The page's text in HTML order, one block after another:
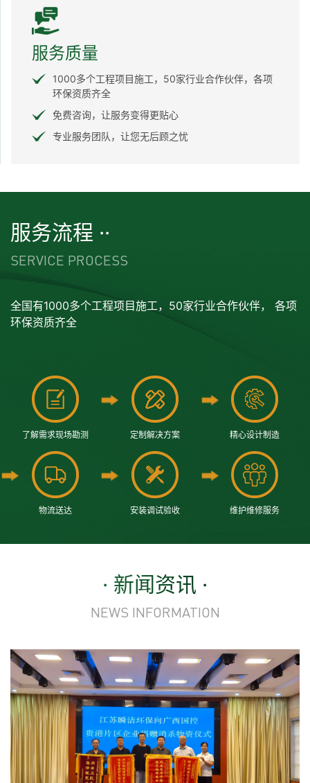
服务质量
1000多个工程项目施工，50家行业合作伙伴，各项
环保资质齐全
免费咨询，让服务变得更贴心
专业服务团队，让您无后顾之忧
服务流程 ··
SERVICE PROCESS
全国有1000多个工程项目施工，50家行业合作伙伴， 各项
环保资质齐全
了解需求现场勘测 定制解决方案 精心设计制造
物流送达 安装调试验收 维护维修服务
· 新闻资讯 ·
NEWS INFORMATION